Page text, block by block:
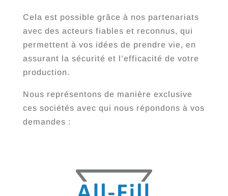
Cela est possible grâce à nos partenariats
avec des acteurs fiables et reconnus, qui
permettent à vos idées de prendre vie, en
assurant la sécurité et l’efficacité de votre
production.
Nous représentons de manière exclusive
ces sociétés avec qui nous répondons à vos
demandes :